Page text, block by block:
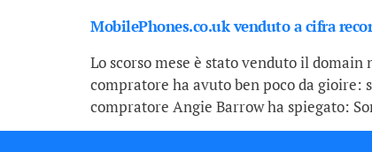
MobilePhones.co.uk venduto a cifra
Lo scorso mese è stato venduto il
compratore ha avuto ben poco da
compratore Angie Barrow ha spiegato: